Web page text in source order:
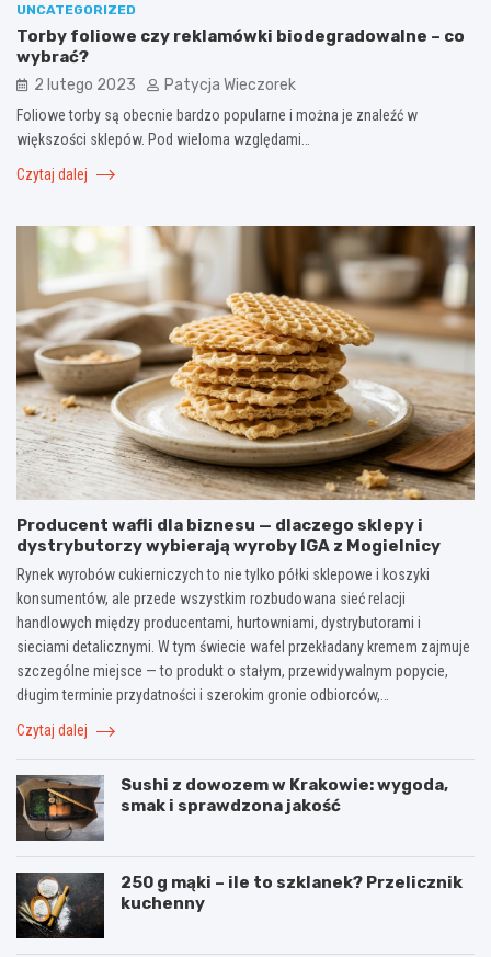
UNCATEGORIZED
Torby foliowe czy reklamówki biodegradowalne – co
wybrać?
2 lutego 2023 Patycja Wieczorek
Foliowe torby są obecnie bardzo popularne i można je znaleźć w
większości sklepów. Pod wieloma względami…
Czytaj dalej
Producent wafli dla biznesu — dlaczego sklepy i
dystrybutorzy wybierają wyroby IGA z Mogielnicy
Rynek wyrobów cukierniczych to nie tylko półki sklepowe i koszyki
konsumentów, ale przede wszystkim rozbudowana sieć relacji
handlowych między producentami, hurtowniami, dystrybutorami i
sieciami detalicznymi. W tym świecie wafel przekładany kremem zajmuje
szczególne miejsce — to produkt o stałym, przewidywalnym popycie,
długim terminie przydatności i szerokim gronie odbiorców,…
Czytaj dalej
Sushi z dowozem w Krakowie: wygoda,
smak i sprawdzona jakość
250 g mąki – ile to szklanek? Przelicznik
kuchenny